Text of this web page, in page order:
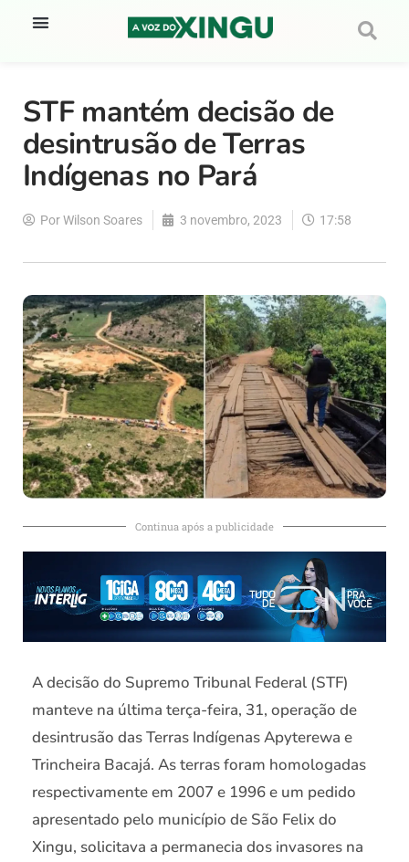
STF mantém decisão de
desintrusão de Terras
Indígenas no Pará
PorWilson Soares 3 novembro, 2023 17:58
Continua após a publicidade
A decisão do Supremo Tribunal Federal (STF)
manteve na última terça-feira, 31, operação de
desintrusão das Terras Indígenas Apyterewa e
Trincheira Bacajá. As terras foram homologadas
respectivamente em 2007 e 1996 e um pedido
apresentado pelo município de São Felix do
Xingu, solicitava a permanecia dos invasores na